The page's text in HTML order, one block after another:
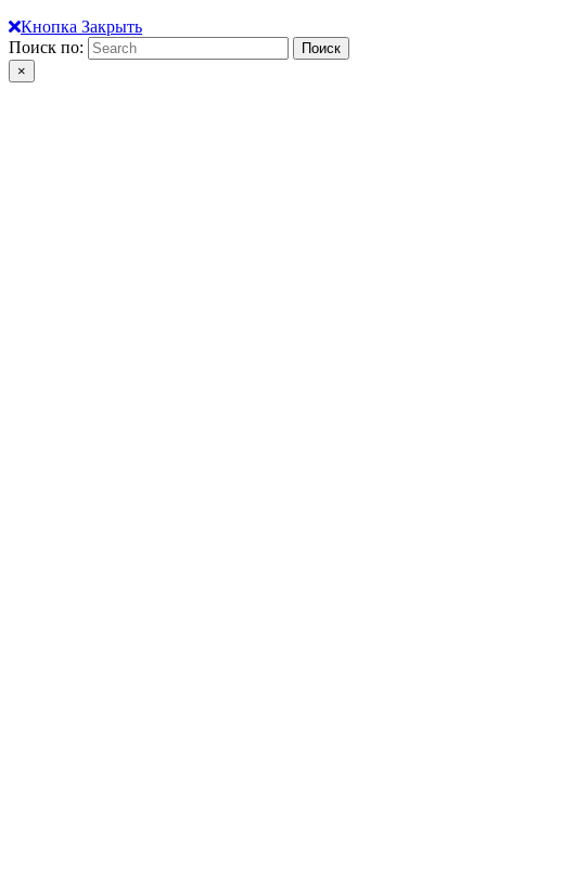
Кнопка Закрыть
Поиск по:
×